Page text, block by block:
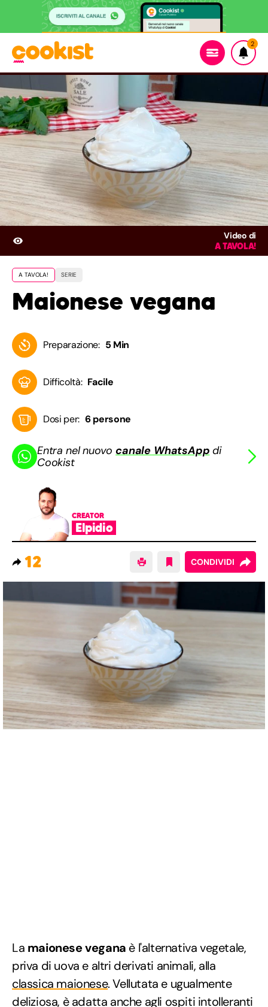
2
Video di
A TAVOLA!
A TAVOLA! SERIE
Maionese vegana
Preparazione: 5 Min
Difficoltà: Facile
Dosi per: 6 persone
Entra nel nuovocanale WhatsApp di
Cookist
CREATOR
Elpidio
12 CONDIVIDI
La maionese vegana è l'alternativa vegetale,
priva di uova e altri derivati animali, alla
classica maionese. Vellutata e ugualmente
deliziosa, è adatta anche agli ospiti intolleranti